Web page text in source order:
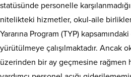
statüsünde personelle
nitelikteki hizmetler, okul-aile
Yararına Program (TYP)
yürütülmeye çalışılmaktadır. Ancak
üzerinden bir ay geçmesine rağmen